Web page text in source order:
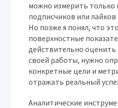
можно измерить только
подписчиков или лайков
Но позже я понял, что
поверхностные
действительно
своей работы, нужно
конкретные цели и
отражать реальный
Аналитические